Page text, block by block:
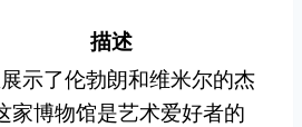
描述
示了伦勃朗和维米尔的杰
家博物馆是艺术爱好者的